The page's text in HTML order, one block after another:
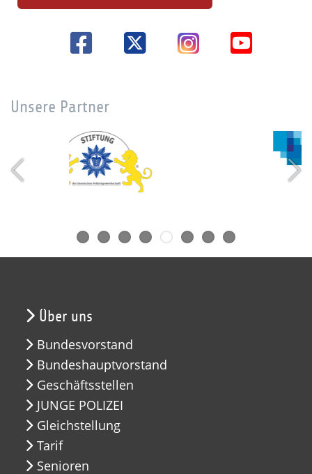
Unsere Partner
Über uns
Bundesvorstand
Bundeshauptvorstand
Geschäftsstellen
JUNGE POLIZEI
Gleichstellung
Tarif
Senioren